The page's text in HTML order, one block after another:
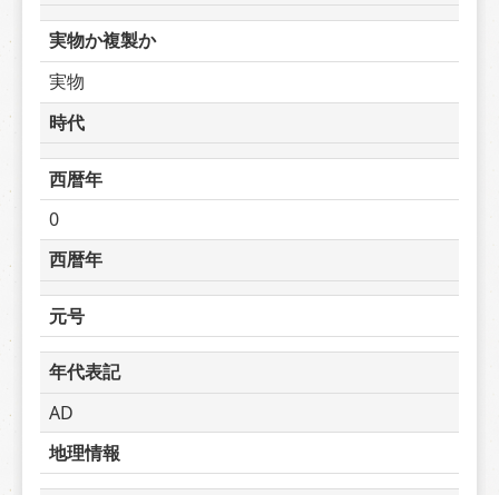
実物か複製か
実物
時代
西暦年
0
西暦年
元号
年代表記
AD
地理情報